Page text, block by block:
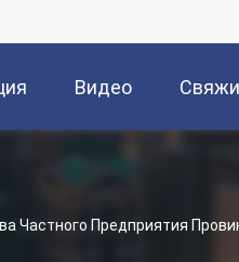
Видео
Частного Предприятия